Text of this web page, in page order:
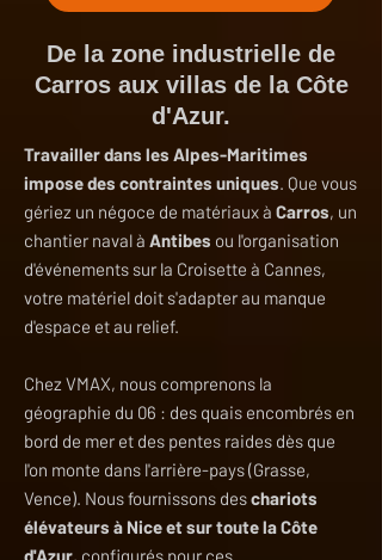
De la zone industrielle de
Carros aux villas de la Côte
d'Azur.
Travailler dans les Alpes-Maritimes
impose des contraintes uniques. Que vous
gériez un négoce de matériaux à Carros, un
chantier naval à Antibes ou l'organisation
d'événements sur la Croisette à Cannes,
votre matériel doit s'adapter au manque
d'espace et au relief.
Chez VMAX, nous comprenons la
géographie du 06 : des quais encombrés en
bord de mer et des pentes raides dès que
l'on monte dans l'arrière-pays (Grasse,
Vence). Nous fournissons deschariots
élévateurs à Nice et sur toute la Côte
d'Azur, configurés pour ces